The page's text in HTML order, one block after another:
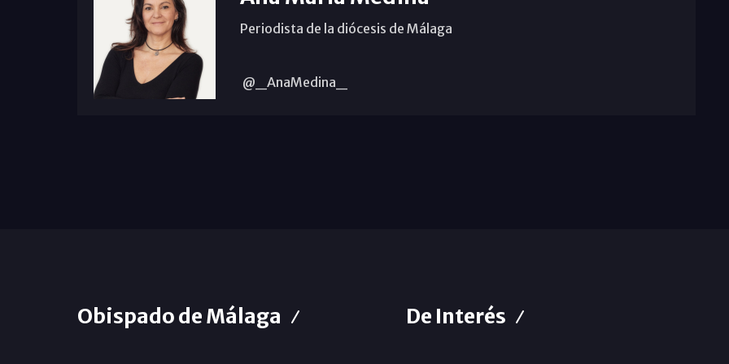
Periodista de la diócesis de Málaga
@_AnaMedina_
Obispado de Málaga De Interés